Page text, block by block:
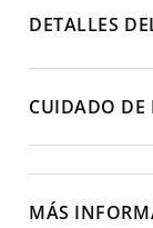
DETALLES
CUIDADO DE
MÁS